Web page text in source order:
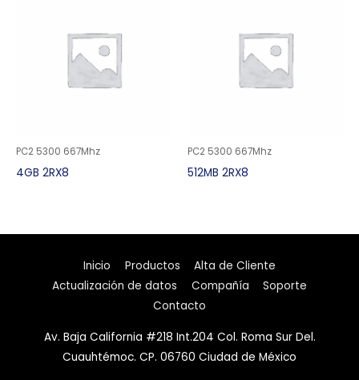
PC2 5300 667Mhz
4GB 2RX8
PC2 5300 667Mhz
512MB 2RX8
Inicio Productos
Alta de Cliente
Actualización de datos
Compañía
Soporte
Contacto
Av. Baja California #218 Int.204 Col. Roma Sur Del.
Cuauhtémoc. CP. 06760 Ciudad de México